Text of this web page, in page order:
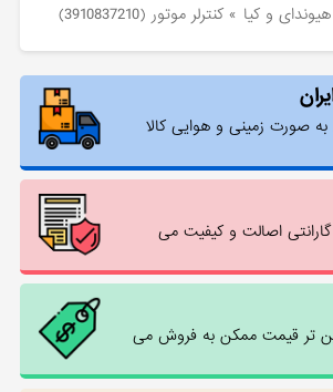
و کیا » كنترلر موتور (3910837210)
به صورت زمینی و هوایی کالا
گارانتی اصالت و کیفیت می
تر قیمت ممکن به فروش می